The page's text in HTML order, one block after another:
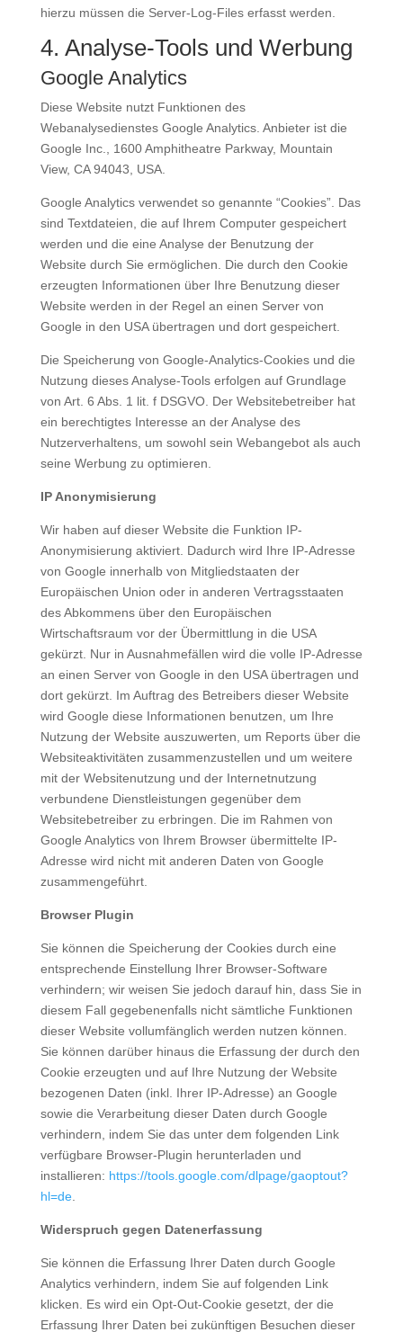
hierzu müssen die Server-Log-Files erfasst werden.
4. Analyse-Tools und Werbung
Google Analytics
Diese Website nutzt Funktionen des
Webanalysedienstes Google Analytics. Anbieter ist die
Google Inc., 1600 Amphitheatre Parkway, Mountain
View, CA 94043, USA.
Google Analytics verwendet so genannte “Cookies”. Das
sind Textdateien, die auf Ihrem Computer gespeichert
werden und die eine Analyse der Benutzung der
Website durch Sie ermöglichen. Die durch den Cookie
erzeugten Informationen über Ihre Benutzung dieser
Website werden in der Regel an einen Server von
Google in den USA übertragen und dort gespeichert.
Die Speicherung von Google-Analytics-Cookies und die
Nutzung dieses Analyse-Tools erfolgen auf Grundlage
von Art. 6 Abs. 1 lit. f DSGVO. Der Websitebetreiber hat
ein berechtigtes Interesse an der Analyse des
Nutzerverhaltens, um sowohl sein Webangebot als auch
seine Werbung zu optimieren.
IP Anonymisierung
Wir haben auf dieser Website die Funktion IP-
Anonymisierung aktiviert. Dadurch wird Ihre IP-Adresse
von Google innerhalb von Mitgliedstaaten der
Europäischen Union oder in anderen Vertragsstaaten
des Abkommens über den Europäischen
Wirtschaftsraum vor der Übermittlung in die USA
gekürzt. Nur in Ausnahmefällen wird die volle IP-Adresse
an einen Server von Google in den USA übertragen und
dort gekürzt. Im Auftrag des Betreibers dieser Website
wird Google diese Informationen benutzen, um Ihre
Nutzung der Website auszuwerten, um Reports über die
Websiteaktivitäten zusammenzustellen und um weitere
mit der Websitenutzung und der Internetnutzung
verbundene Dienstleistungen gegenüber dem
Websitebetreiber zu erbringen. Die im Rahmen von
Google Analytics von Ihrem Browser übermittelte IP-
Adresse wird nicht mit anderen Daten von Google
zusammengeführt.
Browser Plugin
Sie können die Speicherung der Cookies durch eine
entsprechende Einstellung Ihrer Browser-Software
verhindern; wir weisen Sie jedoch darauf hin, dass Sie in
diesem Fall gegebenenfalls nicht sämtliche Funktionen
dieser Website vollumfänglich werden nutzen können.
Sie können darüber hinaus die Erfassung der durch den
Cookie erzeugten und auf Ihre Nutzung der Website
bezogenen Daten (inkl. Ihrer IP-Adresse) an Google
sowie die Verarbeitung dieser Daten durch Google
verhindern, indem Sie das unter dem folgenden Link
verfügbare Browser-Plugin herunterladen und
installieren: https://tools.google.com/dlpage/gaoptout?
hl=de.
Widerspruch gegen Datenerfassung
Sie können die Erfassung Ihrer Daten durch Google
Analytics verhindern, indem Sie auf folgenden Link
klicken. Es wird ein Opt-Out-Cookie gesetzt, der die
Erfassung Ihrer Daten bei zukünftigen Besuchen dieser